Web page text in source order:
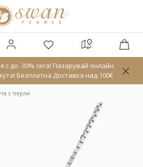
до -30% сега! Пазарувай онлайн
Безплатна Доставка над 100€
с перли